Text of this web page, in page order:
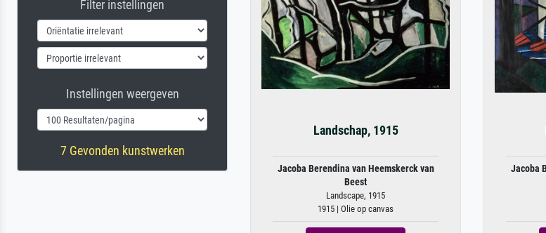
Filter instellingen
Instellingen weergeven
7 Gevonden kunstwerken
Landschap, 1915
Jacoba Berendina van Heemskerck van
Beest
Landscape, 1915
1915 | Olie op canvas
Jacoba